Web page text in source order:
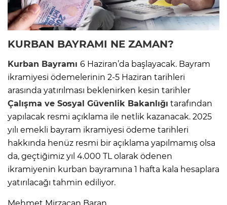
KURBAN BAYRAMI NE ZAMAN?
Kurban Bayramı 6 Haziran’da başlayacak. Bayram
ikramiyesi ödemelerinin 2-5 Haziran tarihleri
arasında yatırılması beklenirken kesin tarihler
Çalışma ve Sosyal Güvenlik Bakanlığı tarafından
yapılacak resmi açıklama ile netlik kazanacak. 2025
yılı emekli bayram ikramiyesi ödeme tarihleri
hakkında henüz resmi bir açıklama yapılmamış olsa
da, geçtiğimiz yıl 4.000 TL olarak ödenen
ikramiyenin kurban bayramına 1 hafta kala hesaplara
yatırılacağı tahmin ediliyor.